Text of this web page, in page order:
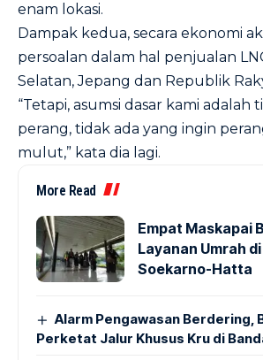
enam lokasi.
Dampak kedua, secara ekonomi
persoalan dalam hal penjualan
Selatan, Jepang dan Republik
“Tetapi, asumsi dasar kami adalah
perang, tidak ada yang ingin
mulut,” kata dia lagi.
More Read
Empat Maskapai
Layanan Umrah
Soekarno-Hatta
Alarm Pengawasan Berdering,
Perketat Jalur Khusus Kru di